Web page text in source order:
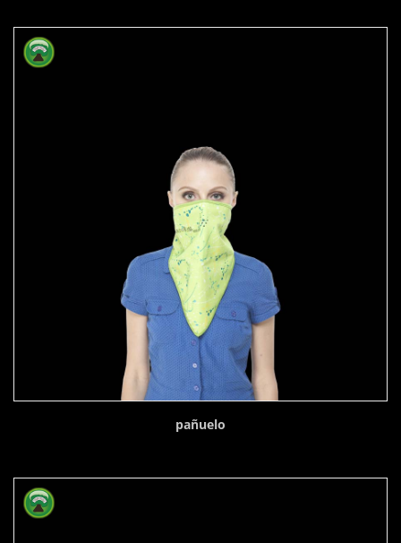
pañuelo